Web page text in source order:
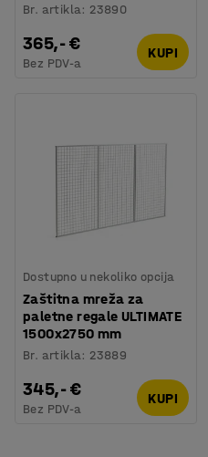
Br. artikla: 23890
365,- €
Bez PDV-a
KUPI
Dostupno u nekoliko opcija
Zaštitna mreža za
paletne regale ULTIMATE
1500x2750 mm
Br. artikla: 23889
345,- €
Bez PDV-a
KUPI